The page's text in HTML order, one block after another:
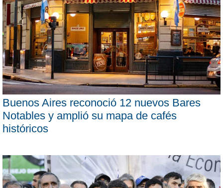
Buenos Aires reconoció 12 nuevos Bares
Notables y amplió su mapa de cafés
históricos